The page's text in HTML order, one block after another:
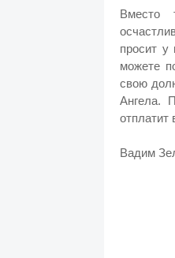
Вместо
просит у
можете
свою
Ангела.
отплатит
Вадим